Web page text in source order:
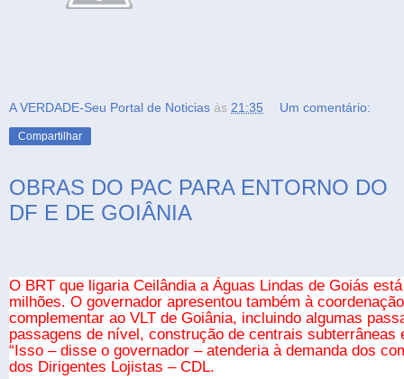
A VERDADE-Seu Portal de Noticias às 21:35 Um comentário:
Compartilhar
OBRAS DO PAC PARA ENTORNO DO
DF E DE GOIÂNIA
O BRT que ligaria Ceilândia a Águas Lindas de Goiás
milhões. O governador apresentou também à
complementar ao VLT de Goiânia, incluindo algumas
passagens de nível, construção de centrais subterrâneas
“Isso – disse o governador – atenderia à demanda dos
dos Dirigentes Lojistas – CDL.